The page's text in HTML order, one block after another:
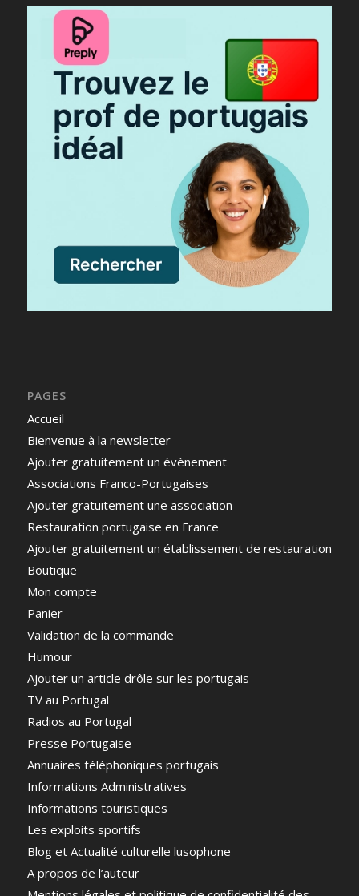
PAGES
Accueil
Bienvenue à la newsletter
Ajouter gratuitement un évènement
Associations Franco-Portugaises
Ajouter gratuitement une association
Restauration portugaise en France
Ajouter gratuitement un établissement de restauration
Boutique
Mon compte
Panier
Validation de la commande
Humour
Ajouter un article drôle sur les portugais
TV au Portugal
Radios au Portugal
Presse Portugaise
Annuaires téléphoniques portugais
Informations Administratives
Informations touristiques
Les exploits sportifs
Blog et Actualité culturelle lusophone
A propos de l’auteur